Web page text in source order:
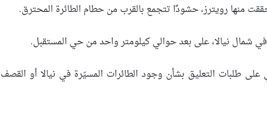
منها رويترز، حشودًا تتجمع بالقرب من حطام الطائرة المحترق.
شمال نيالا، على بعد حوالي كيلومتر واحد من حي المستقبل.
طلبات التعليق بشأن وجود الطائرات المسيّرة في نيالا أو القصف